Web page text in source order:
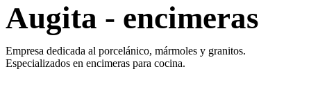
Augita - encimeras
Empresa dedicada al porcelánico, mármoles y granitos.
Especializados en encimeras para cocina.